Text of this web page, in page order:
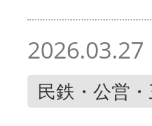
2026.03.27
民鉄・公営